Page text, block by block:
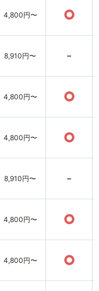
4,800円〜 ○
8,910円〜 -
4,800円〜 ○
4,800円〜 ○
8,910円〜 -
4,800円〜 ○
4,800円〜 ○